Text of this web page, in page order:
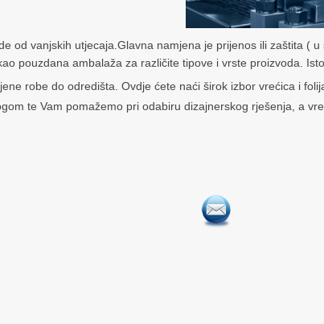
od vanjskih utjecaja.Glavna namjena je prijenos ili zaštita (
pouzdana ambalaža za različite tipove i vrste proizvoda.
robe do odredišta. Ovdje ćete naći širok izbor vrećica i
te Vam pomažemo pri odabiru dizajnerskog rješenja, a